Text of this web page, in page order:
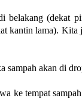
belakang (dekat
kantin lama).
akan di
ke tempat